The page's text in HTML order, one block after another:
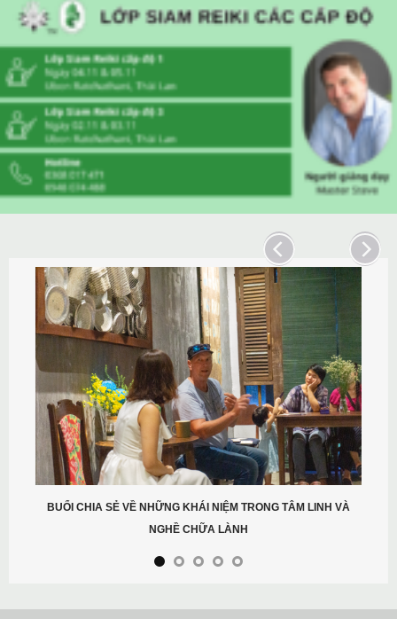
BUỔI CHIA SẺ VỀ NHỮNG KHÁI NIỆM TRONG TÂM LINH VÀ
NGHỀ CHỮA LÀNH